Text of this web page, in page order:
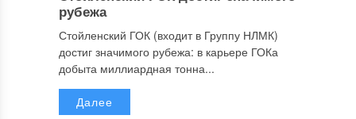
рубежа
Стойленский ГОК (входит в Группу НЛМК)
достиг значимого рубежа: в карьере ГОКа
добыта миллиардная тонна...
Далее